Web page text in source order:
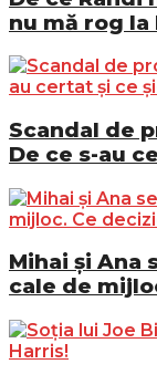
nu mă rog la
Scandal de
De ce s-au
Mihai și Ana
cale de